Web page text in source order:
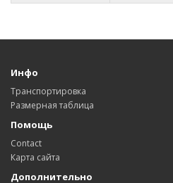
Инфо
Транспортировка
Размерная таблица
Помощь
Contact
Карта сайта
Дополнительно